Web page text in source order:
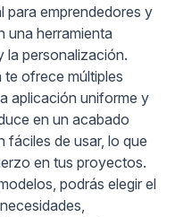
para emprendedores y
una herramienta
la personalización.
te ofrece múltiples
aplicación uniforme y
en un acabado
fáciles de usar, lo que
en tus proyectos.
podrás elegir el